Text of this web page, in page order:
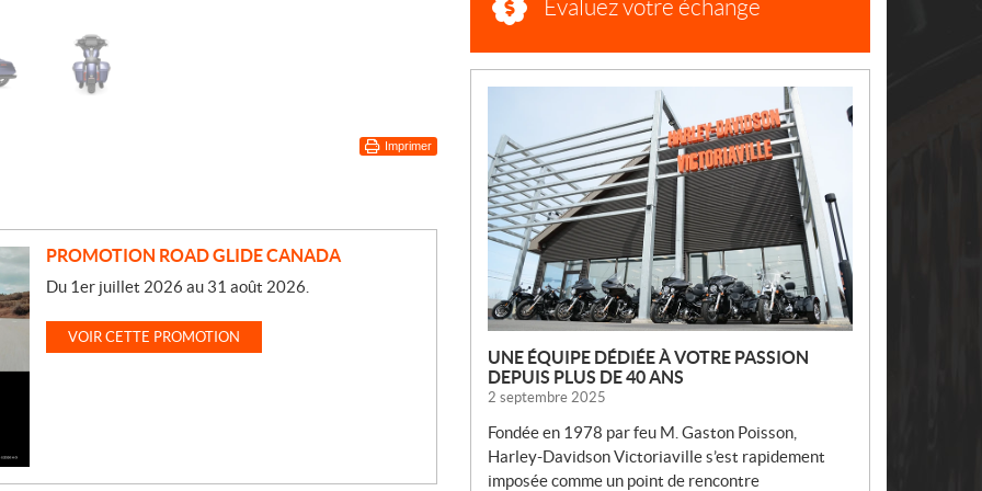
Imprimer
PROMOTION ROAD GLIDE CANADA
Du 1er juillet 2026 au 31 août 2026.
VOIR CETTE PROMOTION
Évaluez votre échange
U
V
E
L
L
E
S
UNE ÉQUIPE DÉDIÉE À VOTRE PASSION
DEPUIS PLUS DE 40 ANS
2 septembre 2025
Fondée en 1978 par feu M. Gaston Poisson,
Harley-Davidson Victoriaville s’est rapidement
imposée comme un point de rencontre